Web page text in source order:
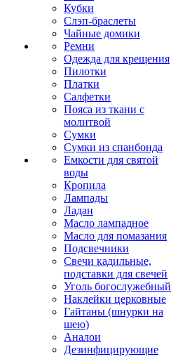
Кубки
Слэп-браслеты
Чайные домики
Ремни
Одежда для крещения
Пилотки
Платки
Салфетки
Пояса из ткани с
молитвой
Сумки
Сумки из спанбонда
Емкости для святой
воды
Кропила
Лампады
Ладан
Масло лампадное
Масло для помазания
Подсвечники
Свечи кадильные,
подставки для свечей
Уголь богослужебный
Наклейки церковные
Гайтаны (шнурки на
шею)
Аналои
Дезинфицирующие